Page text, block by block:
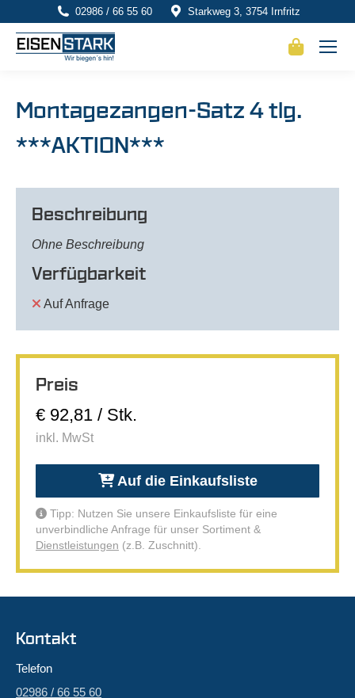
02986 / 66 55 60 Starkweg 3, 3754 Irnfritz
Montagezangen-Satz 4 tlg.
***AKTION***
Beschreibung
Ohne Beschreibung
Verfügbarkeit
Auf Anfrage
Preis
€ 92,81 / Stk.
inkl. MwSt
Auf die Einkaufsliste
Tipp: Nutzen Sie unsere Einkaufsliste für eine
unverbindliche Anfrage für unser Sortiment &
Dienstleistungen (z.B. Zuschnitt).
Kontakt
Telefon
02986 / 66 55 60